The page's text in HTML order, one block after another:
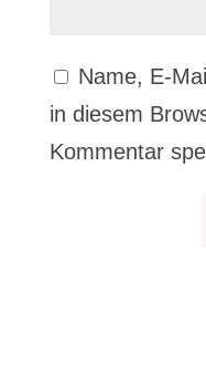
Name, E-
in diesem
Kommentar